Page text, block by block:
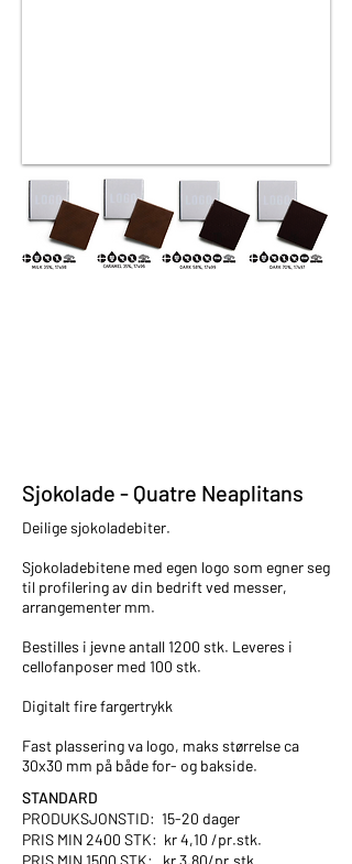
Sjokolade - Quatre Neaplitans
Deilige sjokoladebiter.
Sjokoladebitene med egen logo som egner seg
til profilering av din bedrift ved messer,
arrangementer mm.
Bestilles i jevne antall 1200 stk. Leveres i
cellofanposer med 100 stk.
Digitalt fire fargertrykk
Fast plassering va logo, maks størrelse ca
30x30 mm på både for- og bakside.
STANDARD
PRODUKSJONSTID: 15-20 dager
PRIS MIN 2400 STK: kr 4,10 /pr.stk.
PRIS MIN 1500 STK: kr 3,80/pr.stk.